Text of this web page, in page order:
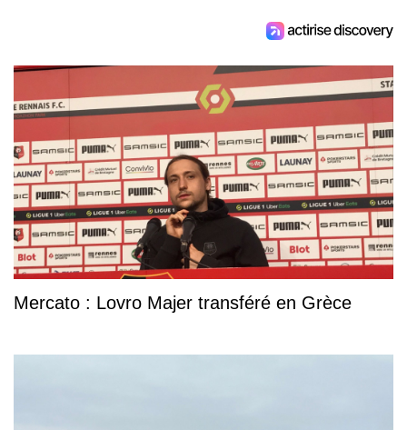
Mercato : Lovro Majer transféré en Grèce